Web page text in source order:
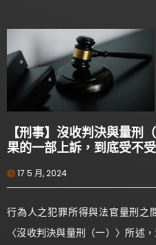
【刑事】沒收判決與量刑
果的一部上訴，到底受不
17 5 月, 2024
行為人之犯罪所得與法官量刑之
〈沒收判決與量刑（一）〉所述